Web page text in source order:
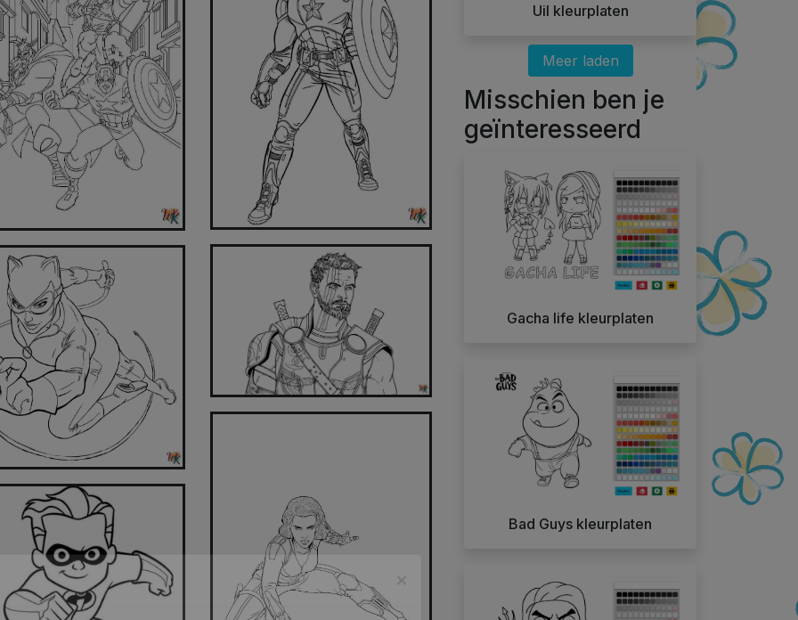
Uil kleurplaten
Meer laden
Misschien ben je
geïnteresseerd
Gacha life kleurplaten
Bad Guys kleurplaten